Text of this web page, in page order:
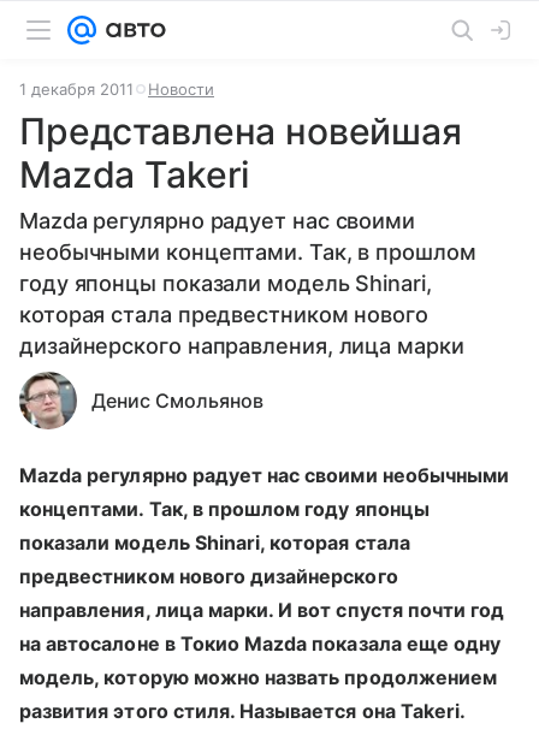
1 декабря 2011 Новости
Представлена новейшая
Mazda Takeri
Mazda регулярно радует нас своими
необычными концептами. Так, в прошлом
году японцы показали модель Shinari,
которая стала предвестником нового
дизайнерского направления, лица марки
Денис Смольянов
Mazda регулярно радует нас своими необычными
концептами. Так, в прошлом году японцы
показали модель Shinari, которая стала
предвестником нового дизайнерского
направления, лица марки. И вот спустя почти год
на автосалоне в Токио Mazda показала еще одну
модель, которую можно назвать продолжением
развития этого стиля. Называется она Takeri.